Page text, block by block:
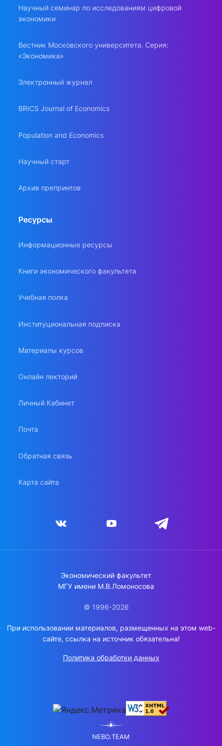
Научный семинар по исследованиям цифровой
экономики
Вестник Московского университета. Серия:
«Экономика»
Электронный журнал
BRICS Journal of Economics
Population and Economics
Научный старт
Архив препринтов
Ресурсы
Информационные ресурсы
Книги экономического факультета
Учебная полка
Институциональная подписка
Материалы курсов
Онлайн лекторий
Личный Кабинет
Почта
Обратная связь
Карта сайта
Экономический факультет
МГУ имени М.В.Ломоносова
© 1996-2026
При использовании материалов, размещенных на этом web-
сайте, ссылка на источник обязательна!
Политика обработки данных
NEBO.TEAM